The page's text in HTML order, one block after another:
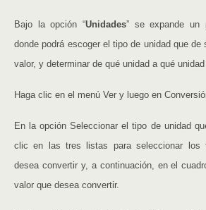
Bajo la opción “Unidades” se expande un
donde podrá escoger el tipo de unidad que de
valor, y determinar de qué unidad a qué
Haga clic en el menú Ver y luego en
En la opción Seleccionar el tipo de unidad
clic en las tres listas para seleccionar los
desea convertir y, a continuación, en el
valor que desea convertir.